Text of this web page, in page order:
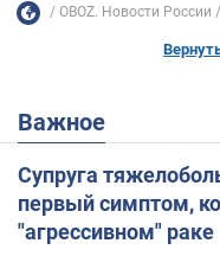
OBOZ. Новости России
Важное
Супруга
первый симптом,
"агрессивном" раке